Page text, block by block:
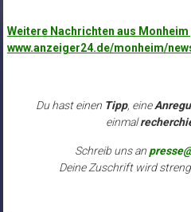
Weitere Nachrichten aus
www.anzeiger24.de/monheim/
Du hast einen Tipp, eine
einmal
Schreib uns an
Deine Zuschrift wird